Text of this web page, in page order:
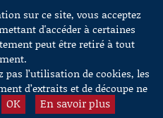
sur ce site, vous acceptez
d'accéder à certaines
peut être retiré à tout
pas l’utilisation de cookies, les
d’extraits et de découpe ne
OK En savoir plus